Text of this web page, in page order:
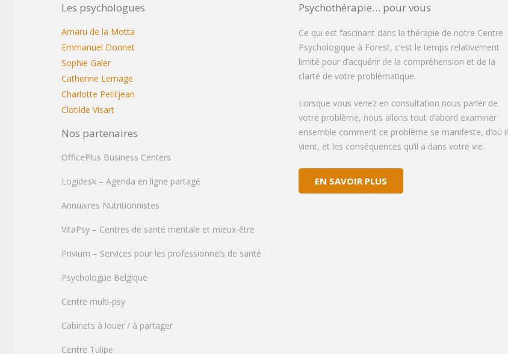
Les psychologues
Amaru de la Motta
Emmanuel Donnet
Sophie Galer
Catherine Lemage
Charlotte Petitjean
Clotilde Visart
Nos partenaires
OfficePlus Business Centers
Logidesk – Agenda en ligne partagé
Annuaires Nutritionnistes
VitaPsy – Centres de santé mentale et mieux-être
Privium – Services pour les professionnels de santé
Psychologue Belgique
Centre multi-psy
Cabinets à louer / à partager
Centre Tulipe
Psychothérapie… pour vous
Ce qui est fascinant dans la thérapie de notre Centre
Psychologique à Forest, c’est le temps relativement
limité pour d’acquérir de la compréhension et de la
clarté de votre problématique.
Lorsque vous venez en consultation nous parler de
votre problème, nous allons tout d’abord examiner
ensemble comment ce problème se manifeste, d’où il
vient, et les conséquences qu’il a dans votre vie.
EN SAVOIR PLUS